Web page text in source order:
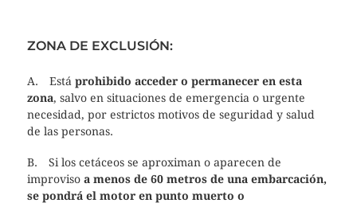
ZONA DE EXCLUSIÓN:
A. Está prohibido acceder o permanecer en esta
zona, salvo en situaciones de emergencia o urgente
necesidad, por estrictos motivos de seguridad y salud
de las personas.
B. Si los cetáceos se aproximan o aparecen de
improviso a menos de 60 metros de una embarcación,
se pondrá el motor en punto muerto o